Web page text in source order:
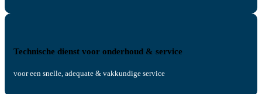
Technische dienst voor onderhoud & service
voor een snelle, adequate & vakkundige service